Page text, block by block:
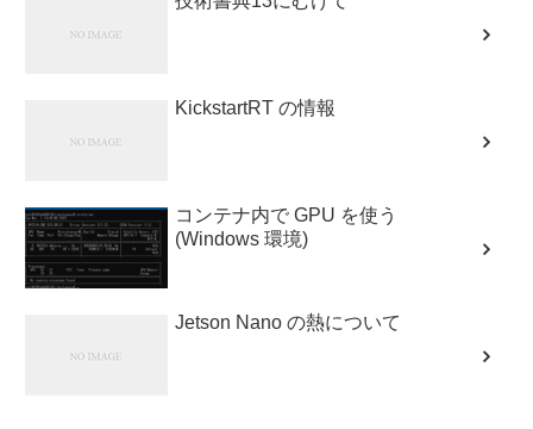
KickstartRT の情報
コンテナ内で GPU を使う
(Windows 環境)
Jetson Nano の熱について